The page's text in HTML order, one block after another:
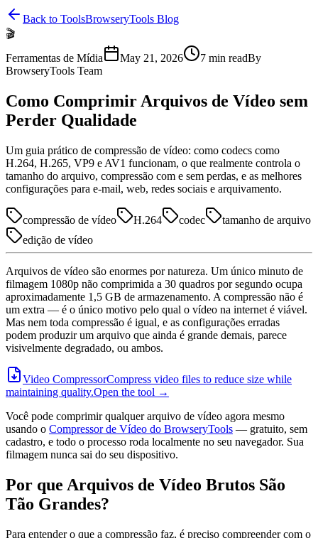
Back to ToolsBrowseryTools Blog
🎬
Ferramentas de Mídia
May 21, 2026 7 min readBy
BrowseryTools Team
Como Comprimir Arquivos de Vídeo sem
Perder Qualidade
Um guia prático de compressão de vídeo: como codecs como
H.264, H.265, VP9 e AV1 funcionam, o que realmente controla o
tamanho do arquivo, compressão com e sem perdas, e as melhores
configurações para e-mail, web, redes sociais e arquivamento.
compressão de vídeo H.264 codec
tamanho de arquivo
edição de vídeo
Arquivos de vídeo são enormes por natureza. Um único minuto de
filmagem 1080p não comprimida a 30 quadros por segundo ocupa
aproximadamente 1,5 GB de armazenamento. A compressão não é
um extra — é o único motivo pelo qual o vídeo na internet é viável.
Mas nem toda compressão é igual, e as configurações erradas
podem produzir um arquivo que ainda é grande demais, parece
visivelmente degradado, ou ambos.
Video CompressorCompress video files to reduce size while
maintaining quality.Open the tool →
Você pode comprimir qualquer arquivo de vídeo agora mesmo
usando o Compressor de Vídeo do BrowseryTools — gratuito, sem
cadastro, e todo o processo roda localmente no seu navegador. Sua
filmagem nunca sai do seu dispositivo.
Por que Arquivos de Vídeo Brutos São
Tão Grandes?
Para entender o que a compressão faz, é preciso compreender com o